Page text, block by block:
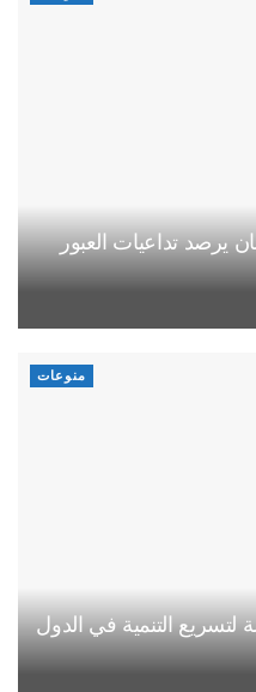
يرصد تداعيات العبور
منوعات
لتسريع التنمية في الدول